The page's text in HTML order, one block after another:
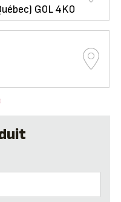
G0L 4K0